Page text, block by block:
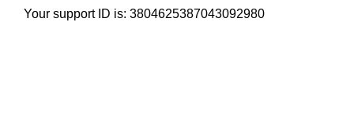
Your support ID is: 3804625387043092980